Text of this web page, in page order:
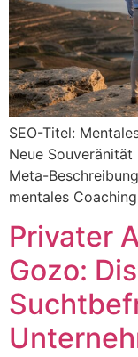
SEO-Titel:
Neue Souveränität
Meta-
mentales
Privater
Gozo: